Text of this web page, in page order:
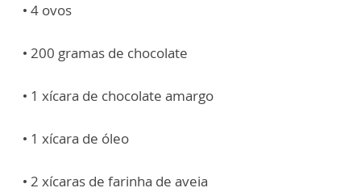
• 4 ovos
• 200 gramas de chocolate
• 1 xícara de chocolate amargo
• 1 xícara de óleo
• 2 xícaras de farinha de aveia